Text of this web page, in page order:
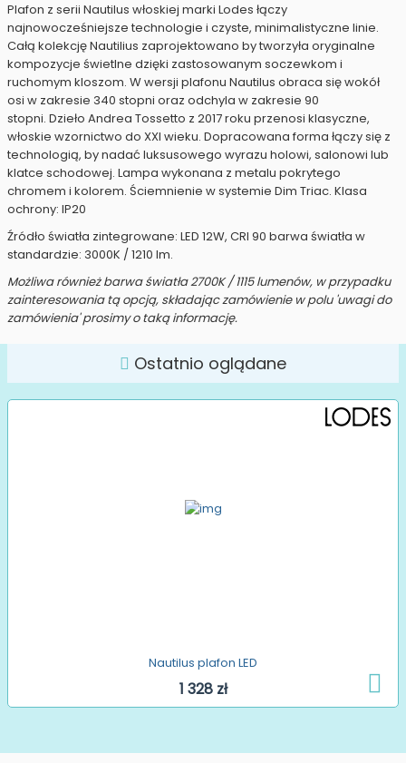
Plafon z serii Nautilus włoskiej marki Lodes łączy
najnowocześniejsze technologie i czyste, minimalistyczne linie.
Całą kolekcję Nautilius zaprojektowano by tworzyła oryginalne
kompozycje świetlne dzięki zastosowanym soczewkom i
ruchomym kloszom. W wersji plafonu Nautilus obraca się wokół
osi w zakresie 340 stopni oraz odchyla w zakresie 90
stopni. Dzieło Andrea Tossetto z 2017 roku przenosi klasyczne,
włoskie wzornictwo do XXI wieku. Dopracowana forma łączy się z
technologią, by nadać luksusowego wyrazu holowi, salonowi lub
klatce schodowej. Lampa wykonana z metalu pokrytego
chromem i kolorem. Ściemnienie w systemie Dim Triac. Klasa
ochrony: IP20
Źródło światła zintegrowane: LED 12W, CRI 90 barwa światła w
standardzie: 3000K / 1210 lm.
Możliwa również barwa światła 2700K / 1115 lumenów, w przypadku
zainteresowania tą opcją, składając zamówienie w polu 'uwagi do
zamówienia' prosimy o taką informację.
Ostatnio oglądane
Nautilus plafon LED
1 328 zł